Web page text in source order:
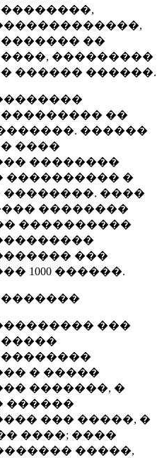
��
���������
������ ������.
��
������
����
��������
���������� �
����
��������
����������
���
1000 ������.
���
� �����
�������, �
������
��� �����, �
����; ����
�����,